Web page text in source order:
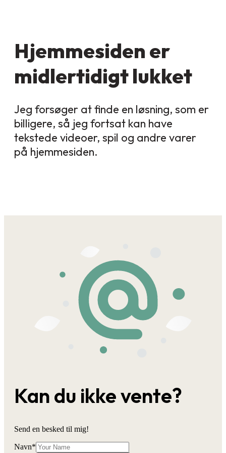
Hjemmesiden er
midlertidigt lukket
Jeg forsøger at finde en løsning, som er
billigere, så jeg fortsat kan have
tekstede videoer, spil og andre varer
på hjemmesiden.
Kan du ikke vente?
Send en besked til mig!
Navn*